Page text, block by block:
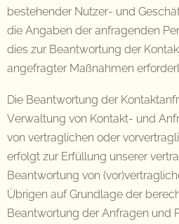
bestehender Nutzer- und
die Angaben der anfragenden
dies zur Beantwortung der
angefragter Maßnahmen
Die Beantwortung der
Verwaltung von Kontakt- und
von vertraglichen oder
erfolgt zur Erfüllung unserer
Beantwortung von
Übrigen auf Grundlage der
Beantwortung der Anfragen und